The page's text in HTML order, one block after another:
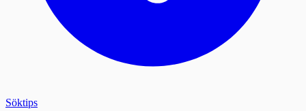
Söktips